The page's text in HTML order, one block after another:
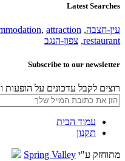
Latest Searches
עין-חצבה,
, attraction
restaurant
, צפון-הנגב
Subscribe to our newsletter
רוצים לקבל עדכונים על הופעות
עמוד הבית
תקנון
מתוחזק ע"י Spring Valley